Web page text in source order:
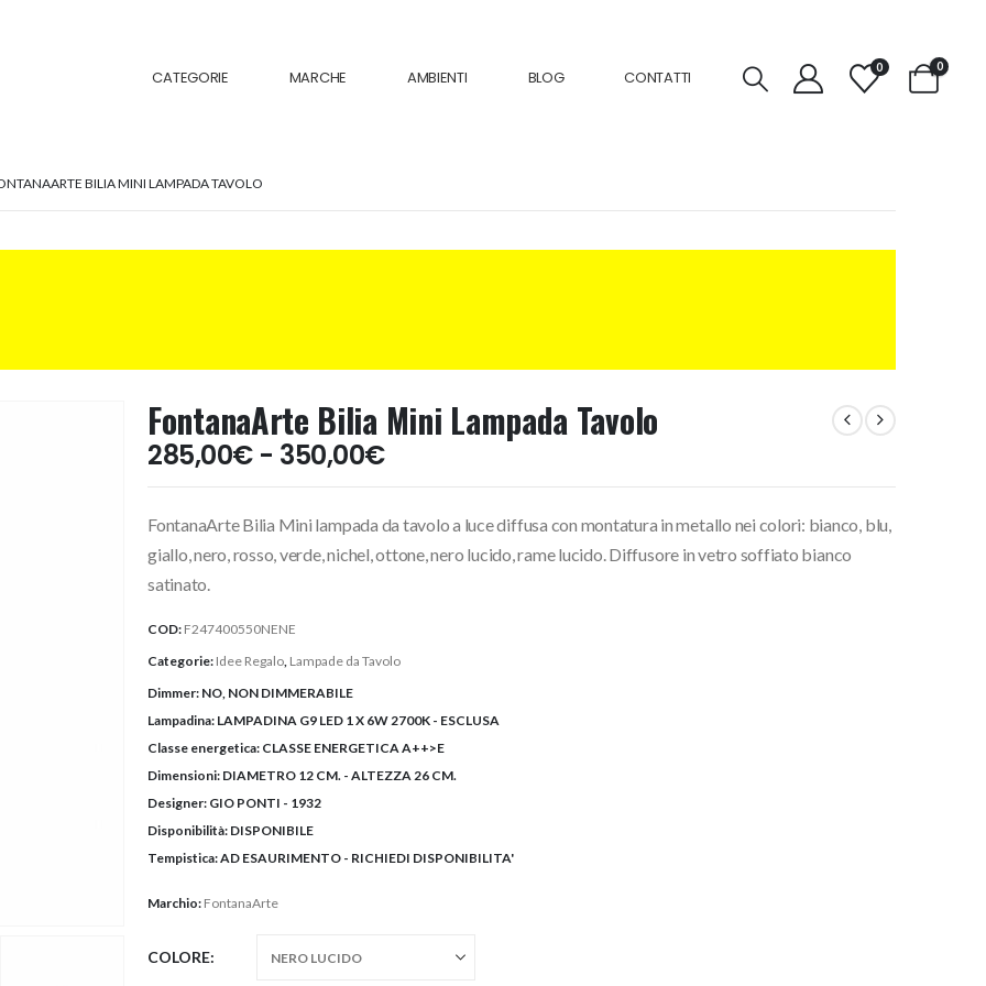
CATEGORIE MARCHE AMBIENTI BLOG CONTATTI
0 0
BILIA MINI LAMPADA TAVOLO
FontanaArte Bilia Mini Lampada Tavolo
285,00€ - 350,00€Fascia
di
da
285,00€
FontanaArte Bilia Mini lampada da tavolo a luce diffusa con montatura in metallo nei colori: bianco, blu,
giallo, nero, rosso, verde, nichel, ottone, nero lucido, rame lucido. Diffusore in vetro soffiato bianco
satinato.
COD: F247400550NENE
Categorie: Idee Regalo Lampade da Tavolo
Dimmer: NO, NON DIMMERABILE
Lampadina: LAMPADINA G9 LED 1 X 6W 2700K - ESCLUSA
Classe energetica: CLASSE ENERGETICA A++>E
Dimensioni: DIAMETRO 12 CM. - ALTEZZA 26 CM.
Designer: GIO PONTI - 1932
Disponibilità: DISPONIBILE
Tempistica:AD ESAURIMENTO - RICHIEDI DISPONIBILITA'
Marchio: FontanaArte
COLORE